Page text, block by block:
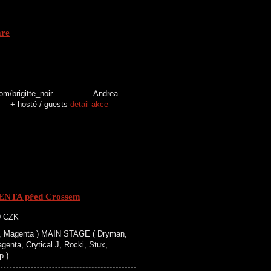
brigitte_noir Andrea
hosté / guests detail akce
před Crossem
CZK
) MAIN STAGE ( Dryman,
Crytical J, Rocki, Stux,
)